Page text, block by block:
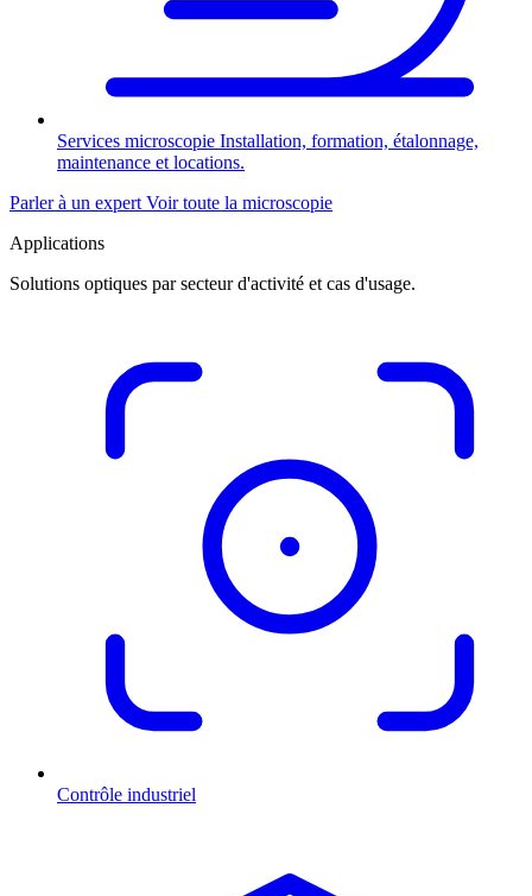
Services microscopie Installation, formation, étalonnage,
maintenance et locations.
Parler à un expert Voir toute la microscopie
Applications
Solutions optiques par secteur d'activité et cas d'usage.
Contrôle industriel